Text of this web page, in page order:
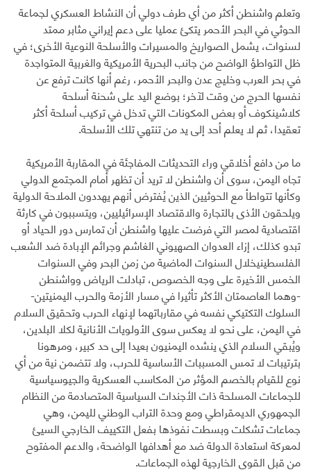
وتعلم واشنطن أكثر من أي طرف دولي أن النشاط العسكري لجماعة
الحوثي في البحر الأحمر يتكئ عمليا على دعم إيراني مثابر ممتد
لسنوات، يشمل الصواريخ والمسيرات والأسلحة النوعية الأخرى؛ في
ظل التواطؤ الواضح من جانب البحرية الأمريكية والغربية المتواجدة
في بحر العرب وخليج عدن والبحر الأحمر، رغم أنها كانت ترفع عن
نفسها الحرج من وقت لآخر؛ بوضع اليد على شحنة أسلحة
كلاشينكوف أو بعض المكونات التي تدخل في تركيب أسلحة أكثر
تعقيدا، ثم لا يعلم أحد إلى يد من تنتهي تلك الأسلحة.
ما من دافع أخلاقي وراء التحديثات المفاجئة في المقاربة الأمريكية
تجاه اليمن، سوى أن واشنطن لا تريد أن تظهر أمام المجتمع الدولي
وكأنها تتواطأ مع الحوثيين الذين يُفترض أنهم يهددون الملاحة الدولية
ويلحقون الأذى بالتجارة والاقتصاد الإسرائيليين، ويتسببون في كارثة
اقتصادية لمصر التي فرضت عليها واشنطن أن تمارس دور الحياد أو
تبدو كذلك، إزاء العدوان الصهيوني الغاشم وجرائم الإبادة ضد الشعب
الفلسطينيخلال السنوات الماضية من زمن البحر وفي السنوات
الخمس الأخيرة على وجه الخصوص، تبادلت الرياض وواشنطن
-وهما العاصمتان الأكثر تأثيرا في مسار الأزمة والحرب اليمنيتين-
السلوك التكتيكي نفسه في مقارباتهما لإنهاء الحرب وتحقيق السلام
في اليمن، على نحو لا يعكس سوى الأولويات الأنانية لكلا البلدين،
ويُبقي السلام الذي ينشده اليمنيون بعيدا إلى حد كبير، ومرهونا
بترتيبات لا تمس المسببات الأساسية للحرب، ولا تتضمن نية من أي
نوع للقيام بالخصم المؤثر من المكاسب العسكرية والجيوسياسية
للجماعات المسلحة ذات الأجندات السياسية المتصادمة من النظام
الجمهوري الديمقراطي ومع وحدة التراب الوطني لليمن، وهي
جماعات تشكلت وبسطت نفوذها بفعل التكييف الخارجي السيئ
لمعركة استعادة الدولة ضد مع أهدافها الواضحة، والدعم المفتوح
من قبل القوى الخارجية لهذه الجماعات.